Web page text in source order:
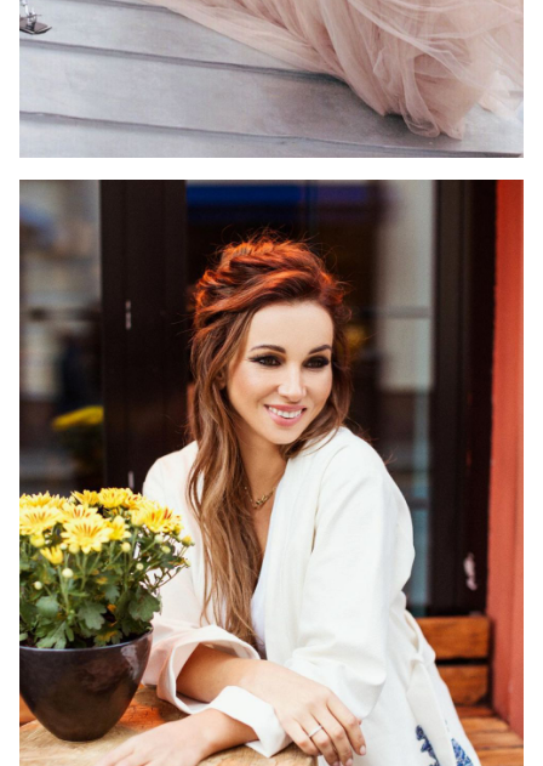
Фото: Instagram Анфисы Чеховой